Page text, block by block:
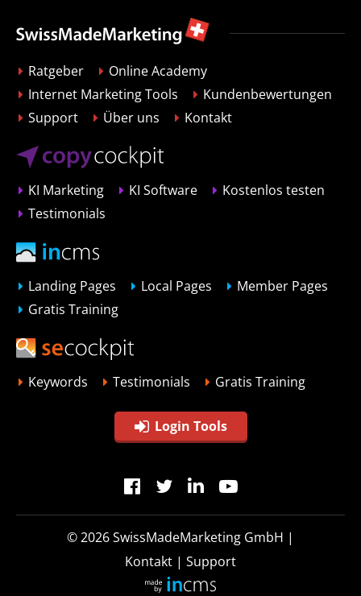
Ratgeber
Online Academy
Internet Marketing Tools
Kundenbewertungen
Support
Über uns Kontakt
KI Marketing KI Software
Kostenlos testen
Testimonials
Landing Pages Local Pages
Member Pages
Gratis Training
Keywords Testimonials Gratis Training
Login Tools
© 2026SwissMadeMarketing GmbH |
Kontakt | Support